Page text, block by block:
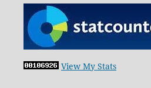
View My Stats